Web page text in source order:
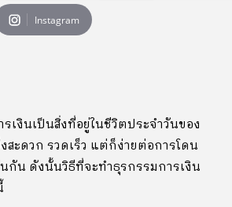
Instagram
เงินเป็นสิ่งที่อยู่ในชีวิตประจำวันของ
สะดวก รวดเร็ว แต่ก็ง่ายต่อการโดน
กัน ดังนั้นวิธีที่จะทำธุรกรรมการเงิน